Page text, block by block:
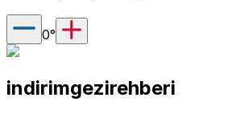
0°
indirimgezirehberi